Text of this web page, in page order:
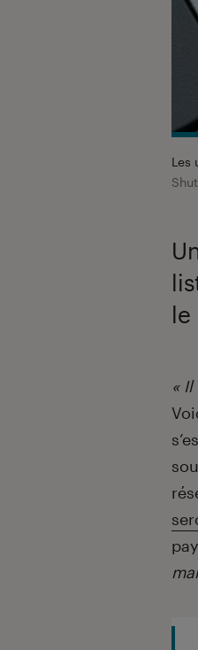
Les
le
«